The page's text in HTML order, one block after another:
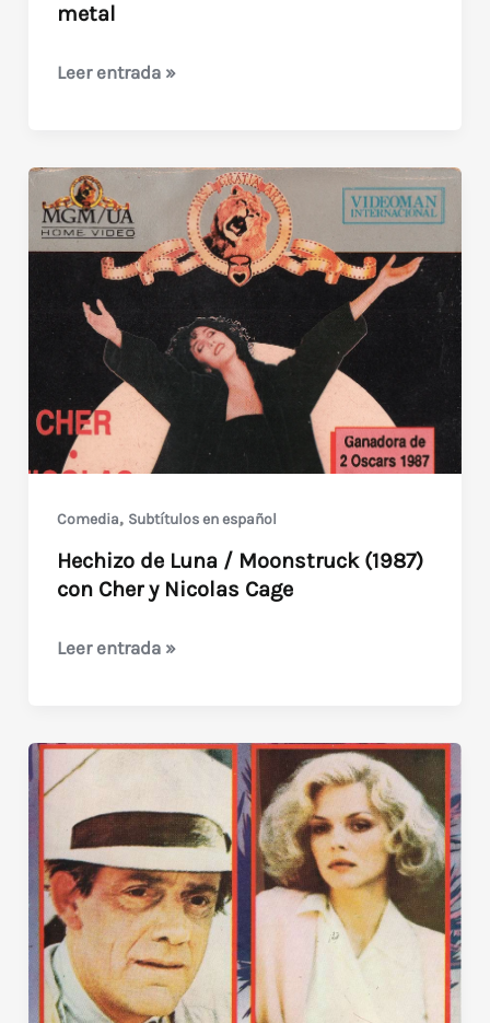
metal
Zombie
Terror
ochentoso
con
Adam
heavy
metal
Leer entrada »
Comedia, Subtítulos en español
Hechizo de Luna / Moonstruck (1987)
con Cher y Nicolas Cage
Hechizo
/
Moonstruck
con
Cher
y
Nicolas
Cage
Leer entrada »